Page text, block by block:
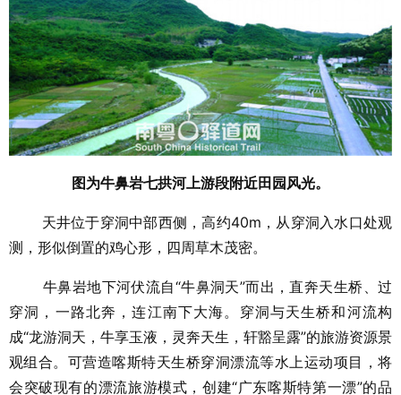
图为牛鼻岩七拱河上游段附近田园风光。
天井位于穿洞中部西侧，高约40m，从穿洞入水口处观
测，形似倒置的鸡心形，四周草木茂密。
牛鼻岩地下河伏流自“牛鼻洞天”而出，直奔天生桥、过
穿洞，一路北奔，连江南下大海。穿洞与天生桥和河流构
成“龙游洞天，牛享玉液，灵奔天生，轩豁呈露”的旅游资源景
观组合。可营造喀斯特天生桥穿洞漂流等水上运动项目，将
会突破现有的漂流旅游模式，创建“广东喀斯特第一漂”的品